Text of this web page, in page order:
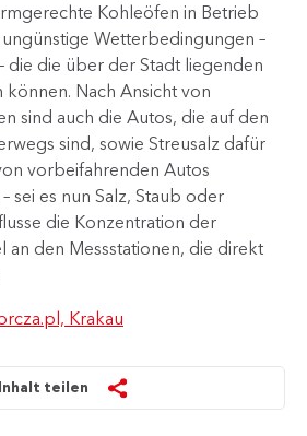
Kohleöfen in Betrieb
Wetterbedingungen –
die die über der Stadt liegenden
Nach Ansicht von
sind auch die Autos, die auf den
sind, sowie Streusalz dafür
vorbeifahrenden Autos
sei es nun Salz, Staub oder
die Konzentration der
an den Messstationen, die direkt
Krakau
Inhalt teilen